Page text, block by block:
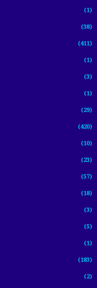
(1)
(38)
(411)
(1)
(3)
(1)
(29)
(420)
(10)
(23)
(57)
(18)
(3)
(5)
(1)
(183)
(2)